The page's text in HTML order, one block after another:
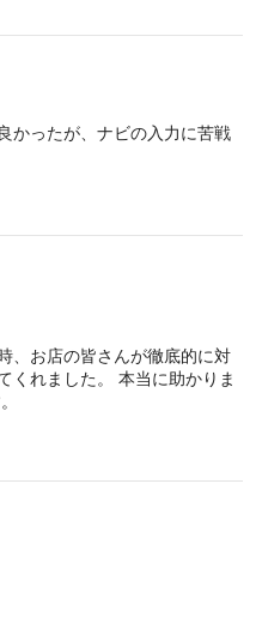
かったが、ナビの入力に苦戦
、お店の皆さんが徹底的に対
くれました。 本当に助かりま